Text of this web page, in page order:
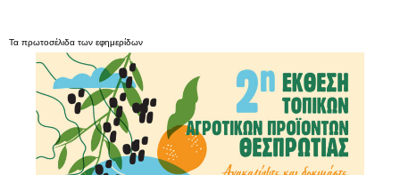
Τα πρωτοσέλιδα των εφημερίδων